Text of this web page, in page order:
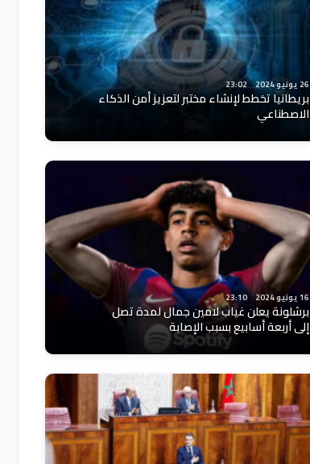
26 يونيو 2024 23:02
بريطانيا تخطط لإنشاء مختبر لتعزيز أمن الذكاء
الاصطناعي
16 يونيو 2024 23:10
برشلونة يعلن غياب لامين جمال لمدة تصل
إلى أربعة أسابيع بسبب الإصابة